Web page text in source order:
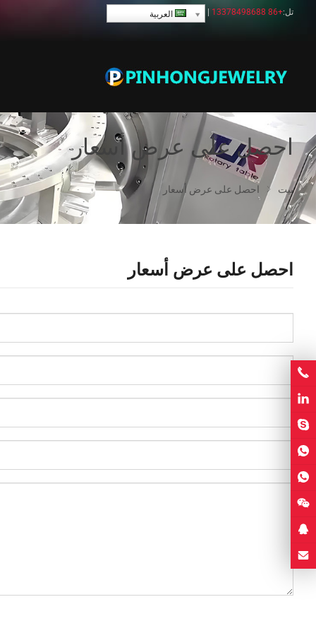
تل:+86 13378498688 العربية
احصل على عرض أسعار
بيت احصل على عرض أسعار
احصل على عرض أسعار